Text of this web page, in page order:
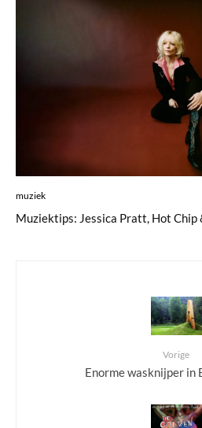
muziek
Muziektips: Jessica Pratt, Hot Chip
Vorige
Enorme wasknijper in